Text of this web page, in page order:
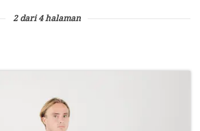
2 dari 4 halaman